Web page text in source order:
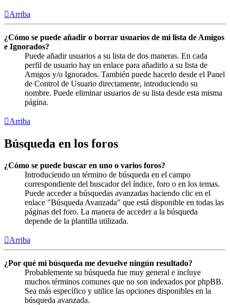
Arriba
¿Cómo se puede añadir o borrar usuarios de mi lista de Amigos
e Ignorados?
Puede añadir usuarios a su lista de dos maneras. En cada
perfil de usuario hay un enlace para añadirlo a su lista de
Amigos y/o Ignorados. También puede hacerlo desde el Panel
de Control de Usuario directamente, introduciendo su
nombre. Puede eliminar usuarios de su lista desde esta misma
página.
Arriba
Búsqueda en los foros
¿Cómo se puede buscar en uno o varios foros?
Introduciendo un término de búsqueda en el campo
correspondiente del buscador del índice, foro o en los temas.
Puede acceder a búsquedas avanzadas haciendo clic en el
enlace "Búsqueda Avanzada" que está disponible en todas las
páginas del foro. La manera de acceder a la búsqueda
depende de la plantilla utilizada.
Arriba
¿Por qué mi búsqueda me devuelve ningún resultado?
Probablemente su búsqueda fue muy general e incluye
muchos términos comunes que no son indexados por phpBB.
Sea más específico y utilice las opciones disponibles en la
búsqueda avanzada.